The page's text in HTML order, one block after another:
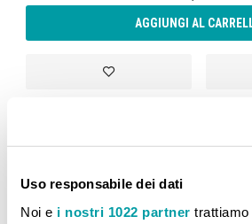
Uso responsabile dei dati
Noi e i nostri 1022 partner
AGGIUNGI AL
Aggiungi alla lista desideri
CONFRONTA PRODOTTI